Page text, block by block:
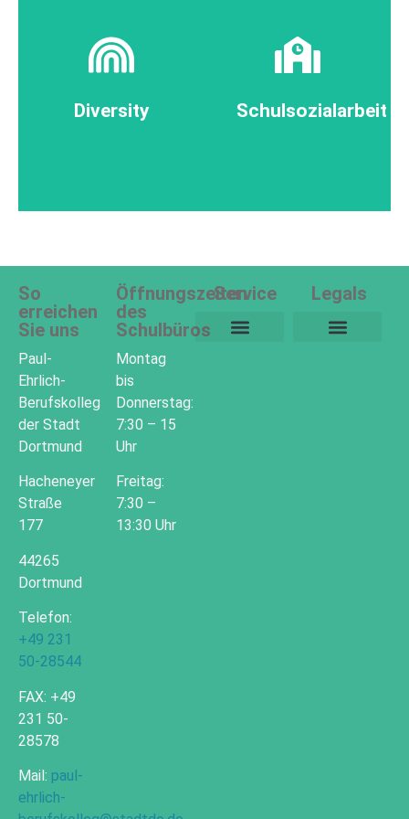
Diversity Schulsozialarbeit
So
erreichen
Sie uns
Paul-
Ehrlich-
Berufskolleg
der Stadt
Dortmund
Hacheneyer
Straße
177
44265
Dortmund
Telefon:
+49 231
50-28544
FAX: +49
231 50-
28578
Mail: paul-
ehrlich-
Öffnungszeiten
des
Schulbüros
Montag
bis
Donnerstag:
7:30 – 15
Uhr
Freitag:
7:30 –
13:30 Uhr
Service Legals